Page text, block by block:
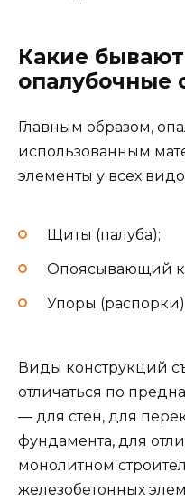
Какие
опалубочные
Главным образом,
использованным
элементы у всех
Щиты (палуба);
Опоясывающий
Упоры
Виды конструкций
отличаться по
— для стен, для
фундамента, для
монолитном
железобетонных